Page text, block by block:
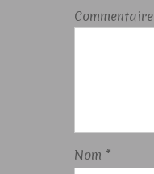
Commentaire
Nom *